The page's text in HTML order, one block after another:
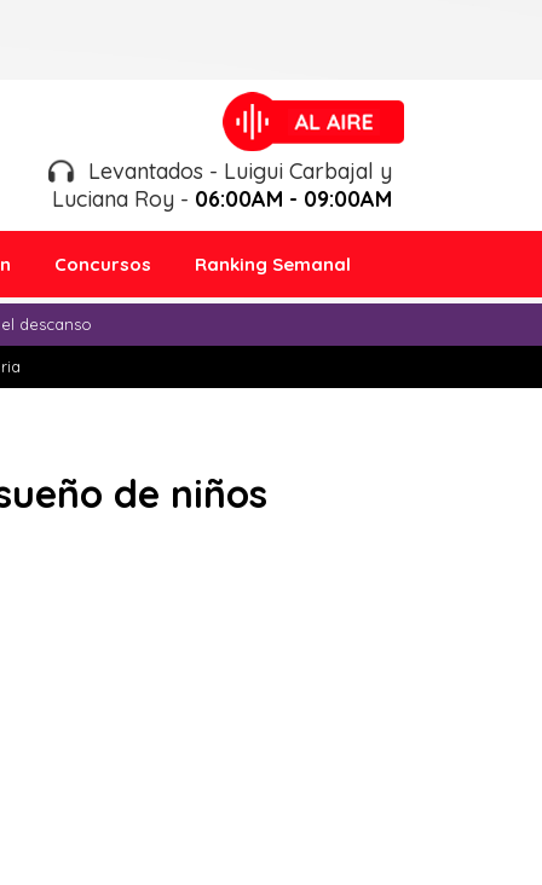
Levantados - Luigui Carbajal y
Luciana Roy - 06:00AM - 09:00AM
Concursos Ranking Semanal
descanso
de niños